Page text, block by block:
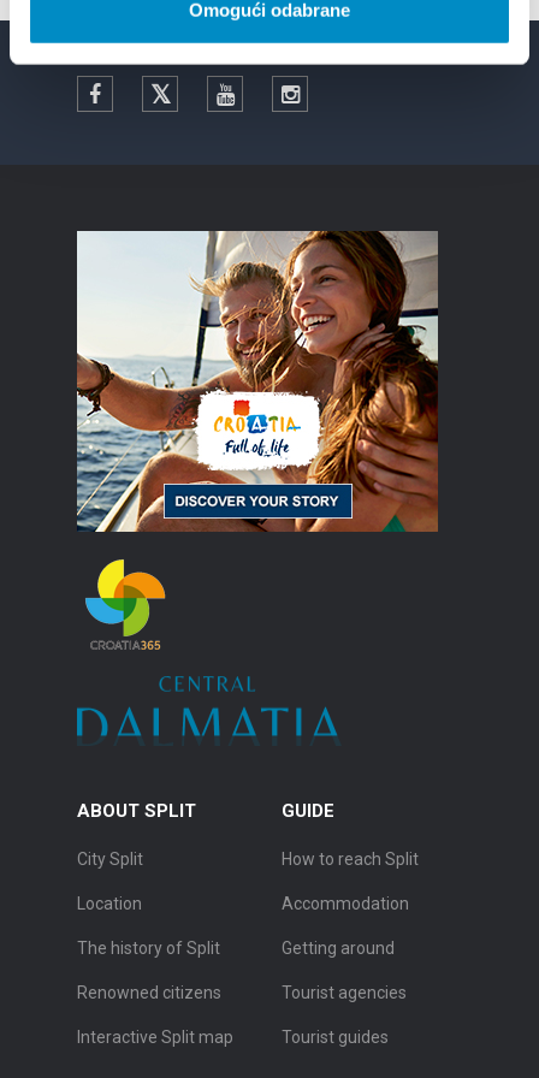
Omogući odabrane
Facebook TwitterYouTubeInstagram
ABOUT SPLIT
City Split
Location
The history of Split
Renowned citizens
Interactive Split map
GUIDE
How to reach Split
Accommodation
Getting around
Tourist agencies
Tourist guides